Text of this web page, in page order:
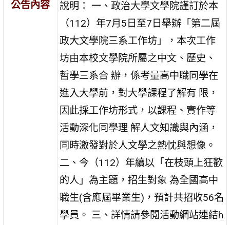
公告內容
說明： 一、政治大學文學院謹訂於本
（112）年7月5日至7日舉辦「第二屆
政大文學院三系工作坊」，本次工作
坊由本校文學院所屬之中文、歷史、
哲學三系合 辦，係考量高中職同學在
進入大學前，對大學課程了解有 限，
因此採工作坊形式，以課程、實作等
活動深化同學理 解人文知識與內涵，
同時激發對於人文學之熱忱與想像。
二、今（112）年續以「在枝頭上狂歡
的人」為主題，招生對象 為全國高中
職生(含應屆畢業生)，預計共招收56名
學員。 三、詳情請參閱活動網站連結h